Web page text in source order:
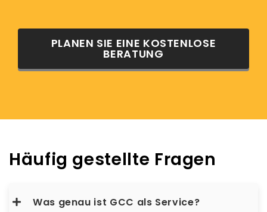
PLANEN SIE EINE KOSTENLOSE
BERATUNG
Häufig gestellte Fragen
Was genau ist GCC als Service?